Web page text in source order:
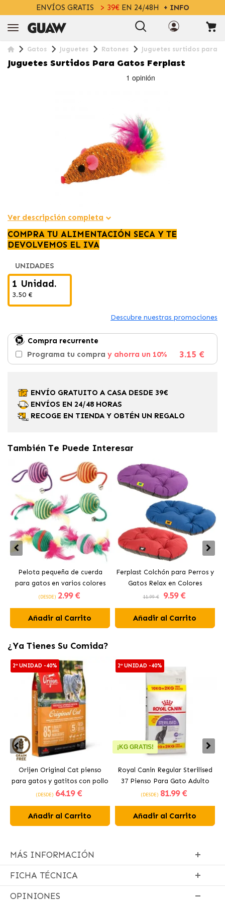
ENVÍOS GRATIS > 39€EN 24/48H + INFO
Gatos Juguetes Ratones Juguetes surtidos para
Juguetes Surtidos Para Gatos Ferplast
Ver descripción completa
COMPRA TU ALIMENTACIÓN SECA Y TE
DEVOLVEMOS EL IVA
UNIDADES
1 Unidad.
3.50 €
Descubre nuestras promociones
Compra recurrente
Programa tu compra y ahorra un 10% 3.15 €
ENVÍO GRATUITO A CASA DESDE 39€
ENVÍOS EN 24/48 HORAS
RECOGE EN TIENDA Y OBTÉN UN REGALO
También Te Puede Interesar
Pelota pequeña de cuerda
para gatos en varios colores
Ferplast
(DESDE) 2.99 €
Añadir al Carrito
Ferplast Colchón para Perros y
Gatos Relax en Colores
Surtidos
11.99 € 9.59 €
Añadir al Carrito
¿Ya Tienes Su Comida?
2ª UNIDAD -40%
Orijen Original Cat pienso
para gatos y gatitos con pollo
(DESDE) 64.19 €
Añadir al Carrito
2ª UNIDAD -40%
¡KG GRATIS!
Royal Canin Regular Sterilised
37 Pienso Para Gato Adulto
Esterilizado
(DESDE) 81.99 €
Añadir al Carrito
MÁS INFORMACIÓN
FICHA TÉCNICA
OPINIONES